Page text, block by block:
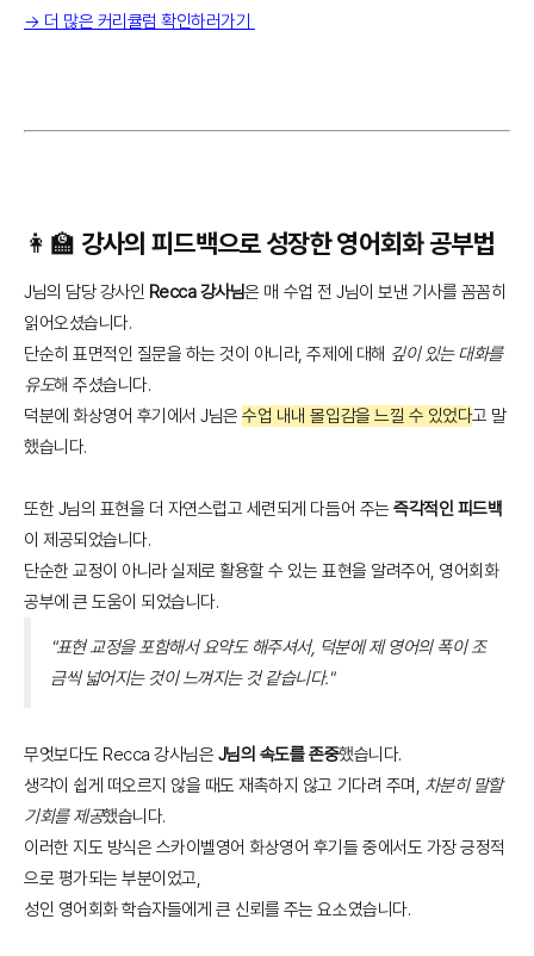
→ 더 많은 커리큘럼 확인하러가기
👩‍🏫 강사의 피드백으로 성장한 영어회화 공부법
J님의 담당 강사인 Recca 강사님은 매 수업 전 J님이 보낸 기사를 꼼꼼히
읽어오셨습니다.
단순히 표면적인 질문을 하는 것이 아니라, 주제에 대해 깊이 있는 대화를
유도해 주셨습니다.
덕분에 화상영어 후기에서 J님은수업 내내 몰입감을 느낄 수 있었다고 말
했습니다.
또한 J님의 표현을 더 자연스럽고 세련되게 다듬어 주는즉각적인 피드백
이 제공되었습니다.
단순한 교정이 아니라 실제로 활용할 수 있는 표현을 알려주어, 영어회화
공부에 큰 도움이 되었습니다.
"표현 교정을 포함해서 요약도 해주셔서, 덕분에 제 영어의 폭이 조
금씩 넓어지는 것이 느껴지는 것 같습니다."
무엇보다도 Recca 강사님은 J님의 속도를 존중했습니다.
생각이 쉽게 떠오르지 않을 때도 재촉하지 않고 기다려 주며, 차분히 말할
기회를 제공했습니다.
이러한 지도 방식은 스카이벨영어 화상영어 후기들 중에서도 가장 긍정적
으로 평가되는 부분이었고,
성인 영어회화 학습자들에게 큰 신뢰를 주는 요소였습니다.